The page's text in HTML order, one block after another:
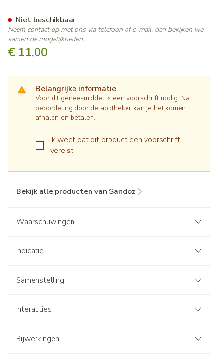
€ 11,00
Belangrijke informatie
Voor dit geneesmiddel is een voorschrift nodig. Na
beoordeling door de apotheker kan je het komen
afhalen en betalen.
Ik weet dat dit product een voorschrift
vereist.
Niet beschikbaar
Neem contact op met ons via telefoon of e-mail, dan bekijken we
samen de mogelijkheden.
Bekijk alle producten van Sandoz
Waarschuwingen
Indicatie
Samenstelling
Interacties
Bijwerkingen